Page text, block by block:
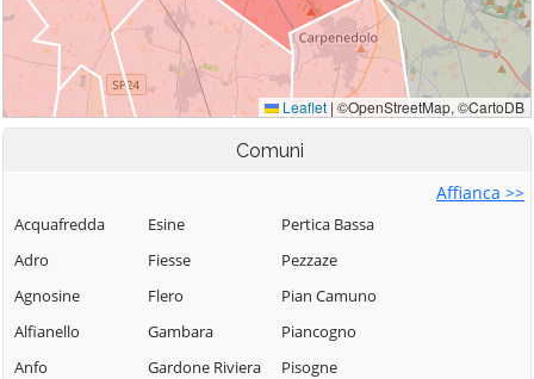
Comuni
Affianca >>
Acquafredda
Adro
Agnosine
Alfianello
Anfo
Esine
Fiesse
Flero
Gambara
Gardone Riviera
Pertica Bassa
Pezzaze
Pian Camuno
Piancogno
Pisogne